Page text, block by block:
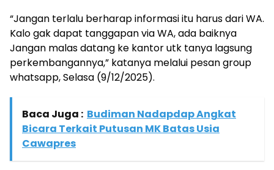
“Jangan terlalu berharap informasi itu harus dari WA.
Kalo gak dapat tanggapan via WA, ada baiknya
Jangan malas datang ke kantor utk tanya lagsung
perkembangannya,” katanya melalui pesan group
whatsapp, Selasa (9/12/2025).
Baca Juga : Budiman Nadapdap Angkat
Bicara Terkait Putusan MK Batas Usia
Cawapres